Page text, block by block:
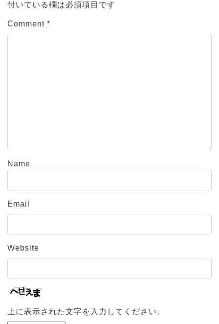
付いている欄は必須項目です
Comment *
Name
Email
Website
上に表示された文字を入力してください。